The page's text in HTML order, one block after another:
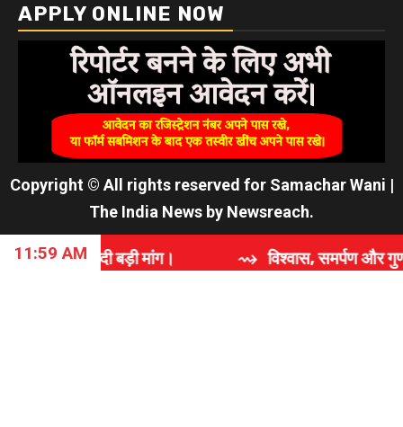
APPLY ONLINE NOW
Copyright © All rights reserved for Samachar Wani |
The India News by Newsreach.
11:59 AM
मांग। ⇝ विश्वास, समर्पण और गुणवत्ता की कहानी: